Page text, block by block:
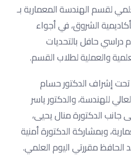
لقسم الهندسة المعمارية بـ
الشروق، في أجواء
حافل بالتحديات
والعملية لطلاب القسم.
تحت إشراف الدكتور حسام
للهندسة، والدكتور ياسر
جانب الدكتورة منال يحيى،
وبمشاركة الدكتورة أمنية
مقررتي اليوم العلمي.